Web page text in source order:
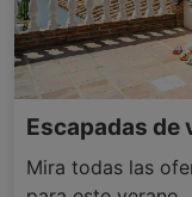
Escapadas de
Mira todas las